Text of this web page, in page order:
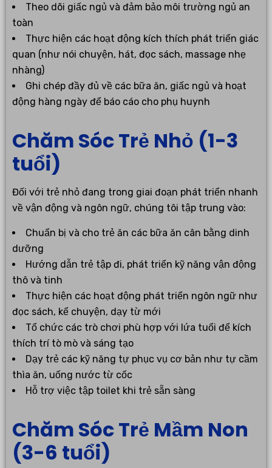
Theo dõi giấc ngủ và đảm bảo môi trường ngủ an
toàn
Thực hiện các hoạt động kích thích phát triển giác
quan (như nói chuyện, hát, đọc sách, massage nhẹ
nhàng)
Ghi chép đầy đủ về các bữa ăn, giấc ngủ và hoạt
động hàng ngày để báo cáo cho phụ huynh
Chăm Sóc Trẻ Nhỏ (1-3
tuổi)
Đối với trẻ nhỏ đang trong giai đoạn phát triển nhanh
về vận động và ngôn ngữ, chúng tôi tập trung vào:
Chuẩn bị và cho trẻ ăn các bữa ăn cân bằng dinh
dưỡng
Hướng dẫn trẻ tập đi, phát triển kỹ năng vận động
thô và tinh
Thực hiện các hoạt động phát triển ngôn ngữ như
đọc sách, kể chuyện, dạy từ mới
Tổ chức các trò chơi phù hợp với lứa tuổi để kích
thích trí tò mò và sáng tạo
Dạy trẻ các kỹ năng tự phục vụ cơ bản như tự cầm
thìa ăn, uống nước từ cốc
Hỗ trợ việc tập toilet khi trẻ sẵn sàng
Chăm Sóc Trẻ Mầm Non
(3-6 tuổi)